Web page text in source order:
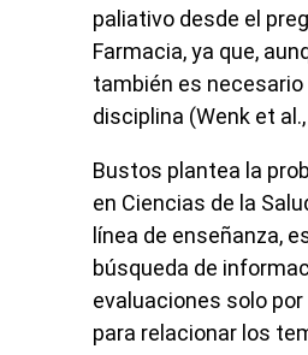
paliativo desde el
Farmacia, ya que,
también es
disciplina (Wenk et al
Bustos plantea la
en Ciencias de la
línea de enseñanza,
búsqueda de
evaluaciones solo
para relacionar los